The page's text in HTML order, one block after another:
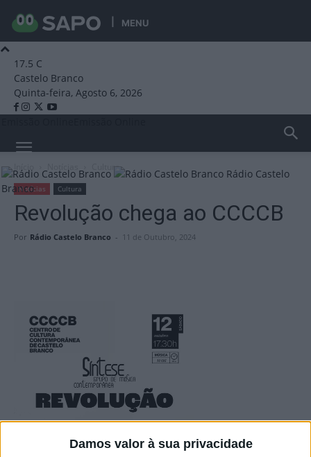
MENU
Damos valor à sua privacidade
17.5 C
Castelo Branco
Quinta-feira, Agosto 6, 2026
Rádio Castelo
Branco
Cultura
Notícias Cultura
Revolução chega ao CCCCB
Por Rádio Castelo Branco - 11 de Outubro, 2024